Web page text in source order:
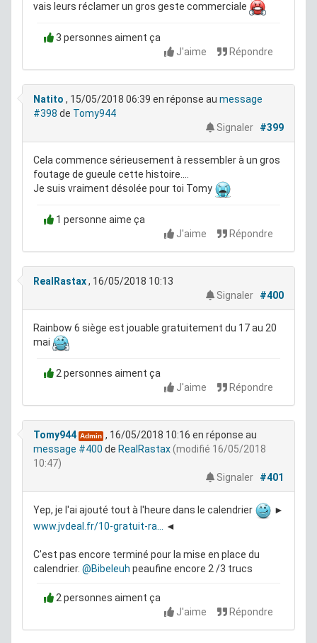
vais leurs réclamer un gros geste commerciale
3 personnes aiment ça
J'aime
Répondre
Natito , 15/05/2018 06:39 en réponse au message
#398 de Tomy944
Signaler
#399
Cela commence sérieusement à ressembler à un gros
foutage de gueule cette histoire....
Je suis vraiment désolée pour toi Tomy
1 personne aime ça
J'aime
Répondre
RealRastax, 16/05/2018 10:13
Signaler
#400
Rainbow 6 siège est jouable gratuitement du 17 au 20
mai
2 personnes aiment ça
J'aime
Répondre
Tomy944 Admin , 16/05/2018 10:16 en réponse au
message #400 de RealRastax(modifié 16/05/2018
10:47)
Signaler
#401
Yep, je l'ai ajouté tout à l'heure dans le calendrier
►
www.jvdeal.fr/10-gratuit-ra... ◄
C'est pas encore terminé pour la mise en place du
calendrier. @Bibeleuh peaufine encore 2 /3 trucs
2 personnes aiment ça
J'aime
Répondre